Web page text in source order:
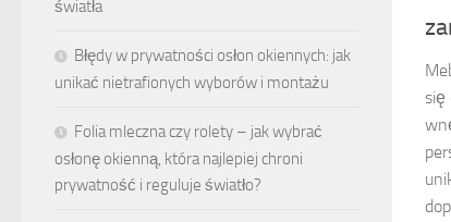
się
światła
Błędy w prywatności osłon okiennych: jak
unikać nietrafionych wyborów i montażu
Folia mleczna czy rolety – jak wybrać
osłonę okienną, która najlepiej chroni
prywatność i reguluje światło?